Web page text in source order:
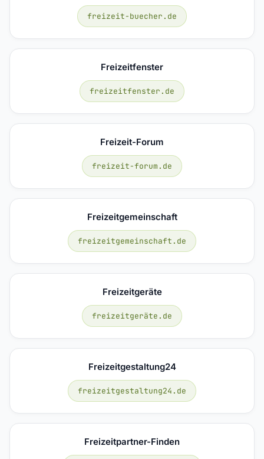
freizeit-buecher.de
Freizeitfenster
freizeitfenster.de
Freizeit-Forum
freizeit-forum.de
Freizeitgemeinschaft
freizeitgemeinschaft.de
Freizeitgeräte
freizeitgeräte.de
Freizeitgestaltung24
freizeitgestaltung24.de
Freizeitpartner-Finden